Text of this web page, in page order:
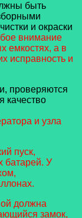
быть
и окраски
внимание
емкостях, а в
исправность и
проверяются
качество
и узла
пуск,
батарей. У
должна
замок,